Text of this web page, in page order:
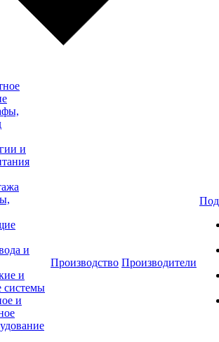
и
и
и
системы
и
Производство Производители